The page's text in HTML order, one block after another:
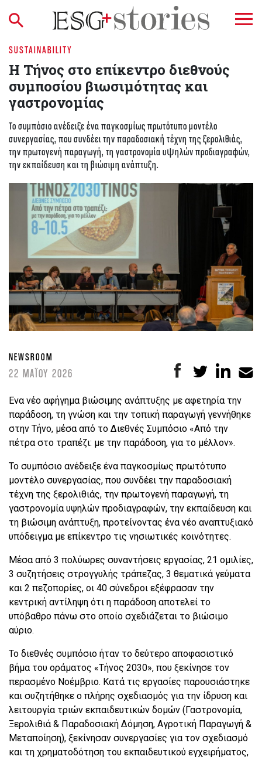
SUSTAINABILITY
Η Τήνος στο επίκεντρο διεθνούς
συμποσίου βιωσιμότητας και
γαστρονομίας
Το συμπόσιο ανέδειξε ένα παγκοσμίως πρωτότυπο μοντέλο
συνεργασίας, που συνδέει την παραδοσιακή τέχνη της ξερολιθιάς,
την πρωτογενή παραγωγή, τη γαστρονομία υψηλών προδιαγραφών,
την εκπαίδευση και τη βιώσιμη ανάπτυξη.
NEWSROOM
22 ΜΑΪΟΥ 2026
Eνα νέο αφήγημα βιώσιμης ανάπτυξης με αφετηρία την
παράδοση, τη γνώση και την τοπική παραγωγή γεννήθηκε
στην Τήνο, μέσα από το Διεθνές Συμπόσιο «Από την
πέτρα στο τραπέζι: με την παράδοση, για το μέλλον».
Το συμπόσιο ανέδειξε ένα παγκοσμίως πρωτότυπο
μοντέλο συνεργασίας, που συνδέει την παραδοσιακή
τέχνη της ξερολιθιάς, την πρωτογενή παραγωγή, τη
γαστρονομία υψηλών προδιαγραφών, την εκπαίδευση και
τη βιώσιμη ανάπτυξη, προτείνοντας ένα νέο αναπτυξιακό
υπόδειγμα με επίκεντρο τις νησιωτικές κοινότητες.
Μέσα από 3 πολύωρες συναντήσεις εργασίας, 21 ομιλίες,
3 συζητήσεις στρογγυλής τράπεζας, 3 θεματικά γεύματα
και 2 πεζοπορίες, οι 40 σύνεδροι εξέφρασαν την
κεντρική αντίληψη ότι η παράδοση αποτελεί το
υπόβαθρο πάνω στο οποίο σχεδιάζεται το βιώσιμο
αύριο.
Το διεθνές συμπόσιο ήταν το δεύτερο αποφασιστικό
βήμα του οράματος «Τήνος 2030», που ξεκίνησε τον
περασμένο Νοέμβριο. Κατά τις εργασίες παρουσιάστηκε
και συζητήθηκε ο πλήρης σχεδιασμός για την ίδρυση και
λειτουργία τριών εκπαιδευτικών δομών (Γαστρονομία,
Ξερολιθιά & Παραδοσιακή Δόμηση, Αγροτική Παραγωγή &
Μεταποίηση), ξεκίνησαν συνεργασίες για τον σχεδιασμό
και τη χρηματοδότηση του εκπαιδευτικού εγχειρήματος,